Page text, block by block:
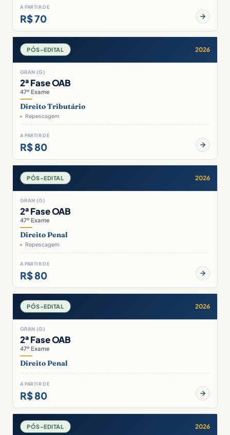
A PARTIR DE
R$ 70
PÓS-EDITAL 2026
GRAN (G)
2ª Fase OAB
47º Exame
Direito Tributário
Repescagem
A PARTIR DE
R$ 80
PÓS-EDITAL 2026
GRAN (G)
2ª Fase OAB
47º Exame
Direito Penal
Repescagem
A PARTIR DE
R$ 80
PÓS-EDITAL 2026
GRAN (G)
2ª Fase OAB
47º Exame
Direito Penal
A PARTIR DE
R$ 80
PÓS-EDITAL 2026